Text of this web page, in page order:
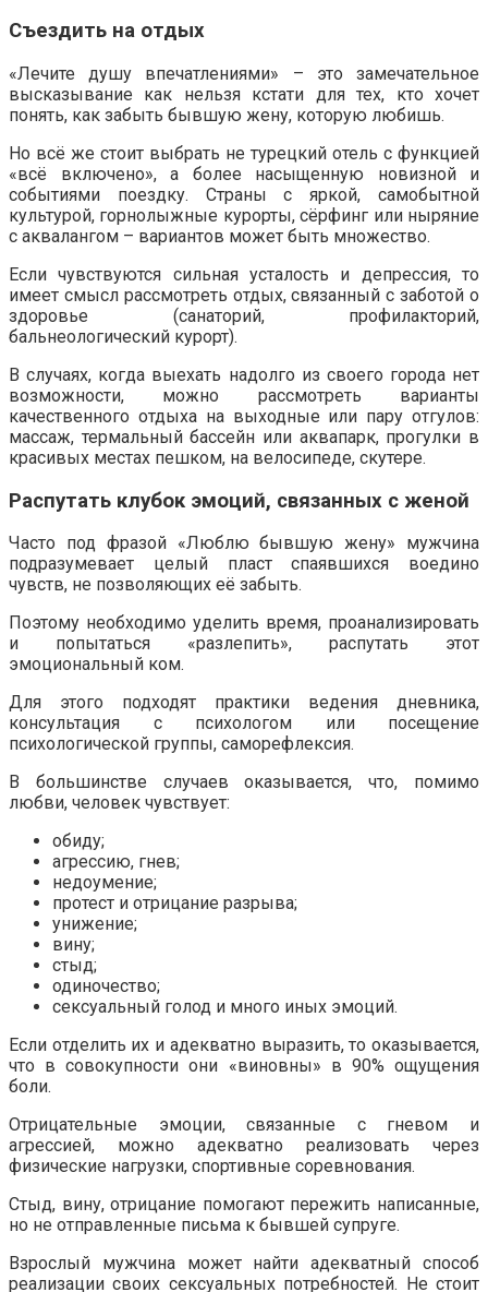
Съездить на отдых
«Лечите душу впечатлениями» – это замечательное
высказывание как нельзя кстати для тех, кто хочет
понять, как забыть бывшую жену, которую любишь.
Но всё же стоит выбрать не турецкий отель с функцией
«всё включено», а более насыщенную новизной и
событиями поездку. Страны с яркой, самобытной
культурой, горнолыжные курорты, сёрфинг или ныряние
с аквалангом – вариантов может быть множество.
Если чувствуются сильная усталость и депрессия, то
имеет смысл рассмотреть отдых, связанный с заботой о
здоровье (санаторий, профилакторий,
бальнеологический курорт).
В случаях, когда выехать надолго из своего города нет
возможности, можно рассмотреть варианты
качественного отдыха на выходные или пару отгулов:
массаж, термальный бассейн или аквапарк, прогулки в
красивых местах пешком, на велосипеде, скутере.
Распутать клубок эмоций, связанных с женой
Часто под фразой «Люблю бывшую жену» мужчина
подразумевает целый пласт спаявшихся воедино
чувств, не позволяющих её забыть.
Поэтому необходимо уделить время, проанализировать
и попытаться «разлепить», распутать этот
эмоциональный ком.
Для этого подходят практики ведения дневника,
консультация с психологом или посещение
психологической группы, саморефлексия.
В большинстве случаев оказывается, что, помимо
любви, человек чувствует:
обиду;
агрессию, гнев;
недоумение;
протест и отрицание разрыва;
унижение;
вину;
стыд;
одиночество;
сексуальный голод и много иных эмоций.
Если отделить их и адекватно выразить, то оказывается,
что в совокупности они «виновны» в 90% ощущения
боли.
Отрицательные эмоции, связанные с гневом и
агрессией, можно адекватно реализовать через
физические нагрузки, спортивные соревнования.
Стыд, вину, отрицание помогают пережить написанные,
но не отправленные письма к бывшей супруге.
Взрослый мужчина может найти адекватный способ
реализации своих сексуальных потребностей. Не стоит